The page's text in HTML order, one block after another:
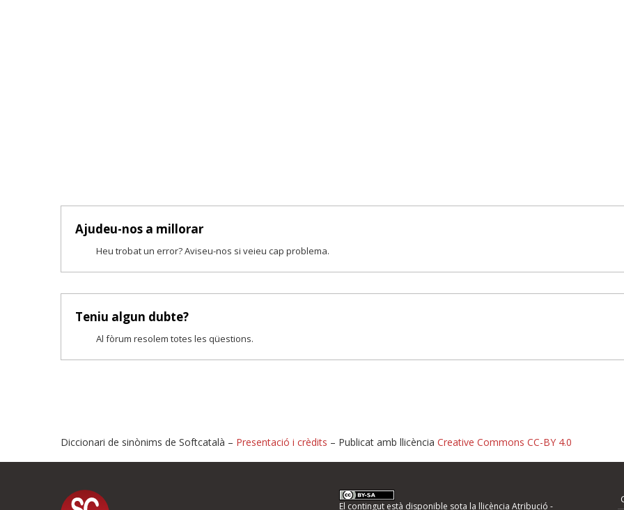
Ajudeu-nos a millorar
Heu trobat un error? Aviseu-nos si veieu cap problema.
Teniu algun dubte?
Al fòrum resolem totes les qüestions.
Proposeu-nos millores o informeu d'errors
Diccionari de sinònims de Softcatalà – Presentació i crèdits – Publicat amb llicència Creative Commons CC-BY 4.0
El contingut està disponible sota la llicència Atribució -